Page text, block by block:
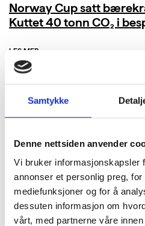
Samtykke
Denne nettsiden anvender
Vi bruker informasjonskapsler
annonser et personlig preg,
mediefunksjoner og for å
dessuten informasjon om
vårt, med partnerne våre
Norway Cup satt
Kuttet 40 tonn CO₂ i
LES MER